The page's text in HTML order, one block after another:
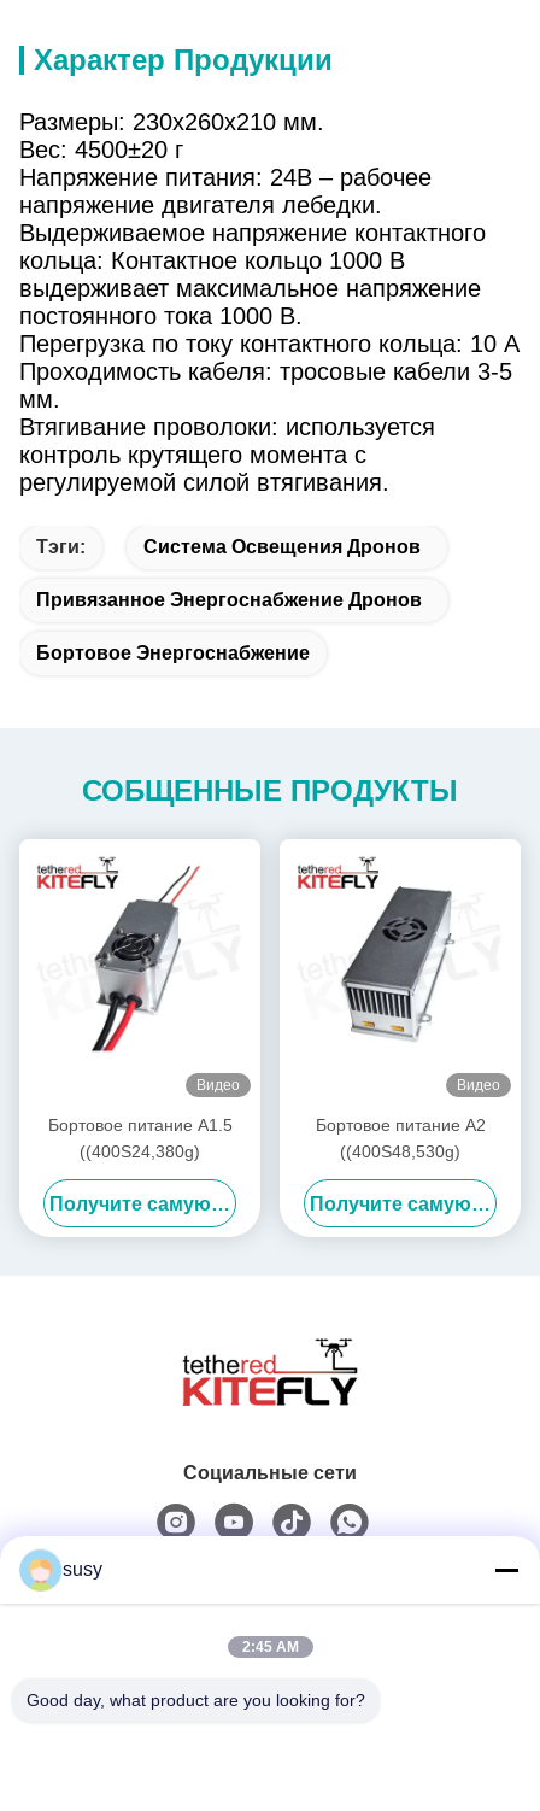
Характер Продукции
Размеры: 230x260x210 мм.
Вес: 4500±20 г
Напряжение питания: 24В – рабочее
напряжение двигателя лебедки.
Выдерживаемое напряжение контактного
кольца: Контактное кольцо 1000 В
выдерживает максимальное напряжение
постоянного тока 1000 В.
Перегрузка по току контактного кольца: 10 А
Проходимость кабеля: тросовые кабели 3-5
мм.
Втягивание проволоки: используется
контроль крутящего момента с
регулируемой силой втягивания.
Тэги: Система Освещения Дронов
Привязанное Энергоснабжение Дронов
Бортовое Энергоснабжение
СОБЩЕННЫЕ ПРОДУКТЫ
Видео
Бортовое питание A1.5
((400S24,380g)
Получите самую лучшую цену
Видео
Бортовое питание A2
((400S48,530g)
Получите самую лучшую цену
Социальные сети
0086-19952400441
susy
2:45 AM
Good day, what product are you looking for?